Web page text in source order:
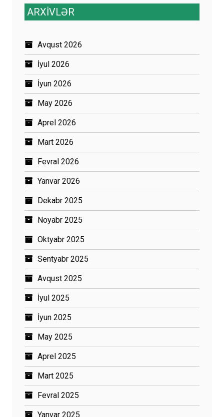
ARXİVLƏR
Avqust 2026
İyul 2026
İyun 2026
May 2026
Aprel 2026
Mart 2026
Fevral 2026
Yanvar 2026
Dekabr 2025
Noyabr 2025
Oktyabr 2025
Sentyabr 2025
Avqust 2025
İyul 2025
İyun 2025
May 2025
Aprel 2025
Mart 2025
Fevral 2025
Yanvar 2025